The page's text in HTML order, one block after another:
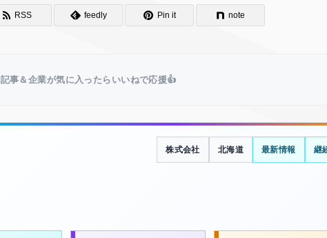
RSS feedly Pin it note
記事＆企業が気に入ったらいいねで応援👍
株式会社 北海道 最新情報 継